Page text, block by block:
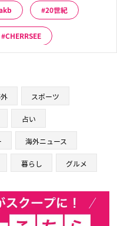
20世紀
CHERRSEE
スポーツ
占い
海外ニュース
暮らし グルメ